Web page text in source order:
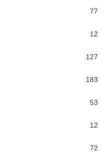
77
12
127
183
53
12
72